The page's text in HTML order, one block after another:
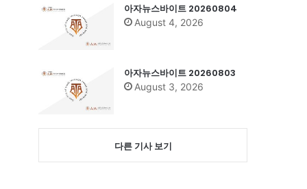
아자뉴스바이트 20260804
August 4, 2026
아자뉴스바이트 20260803
August 3, 2026
다른 기사 보기